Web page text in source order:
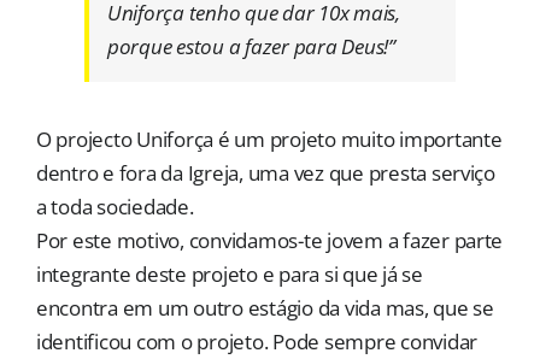
Uniforça tenho que dar 10x mais,
porque estou a fazer para Deus!”
O projecto Uniforça é um projeto muito importante
dentro e fora da Igreja, uma vez que presta serviço
a toda sociedade.
Por este motivo, convidamos-te jovem a fazer parte
integrante deste projeto e para si que já se
encontra em um outro estágio da vida mas, que se
identificou com o projeto. Pode sempre convidar